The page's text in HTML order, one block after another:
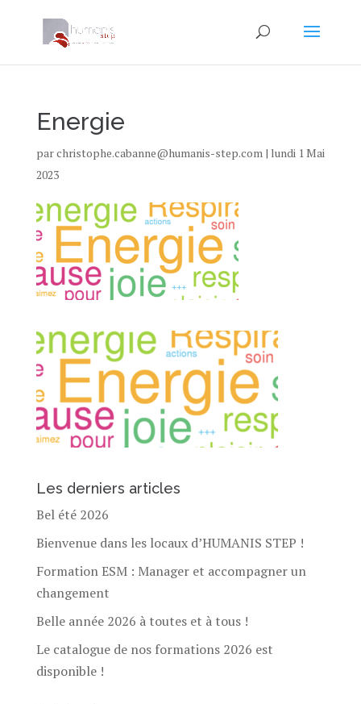
Energie
parchristophe.cabanne@humanis-step.com| lundi 1 Mai
2023
Les derniers articles
Bel été 2026
Bienvenue dans les locaux d’HUMANIS STEP !
Formation ESM : Manager et accompagner un
changement
Belle année 2026 à toutes et à tous !
Le catalogue de nos formations 2026 est
disponible !